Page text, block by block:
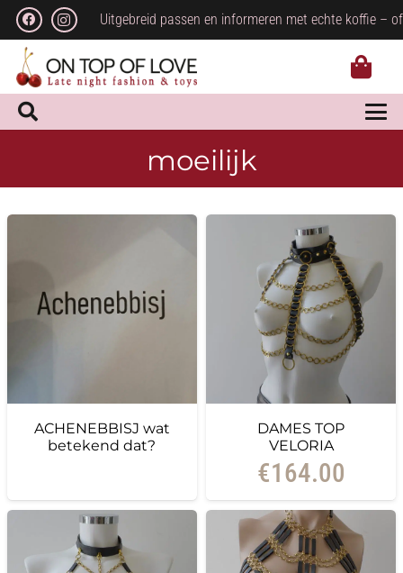
Uitgebreid passen en informeren met echte koffie –
moeilijk
ACHENEBBISJ wat
betekend dat?
DAMES TOP
VELORIA
€164.00